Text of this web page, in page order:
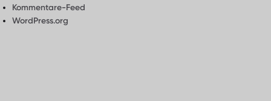
Kommentare-Feed
WordPress.org